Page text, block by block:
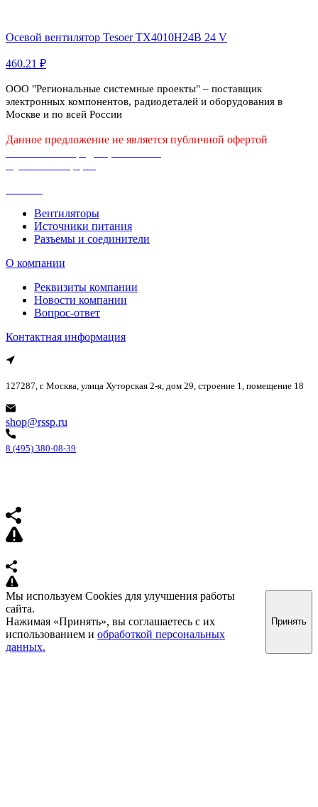
Осевой вентилятор Tesoer TX4010H24B 24 V
460.21 ₽
ООО "Региональные системные проекты" – поставщик
электронных компонентов, радиодеталей и оборудования в
Москве и по всей России
Данное предложение не является публичной офертой
Вентиляторы
Источники питания
Разъемы и соединители
О компании
Реквизиты компании
Новости компании
Вопрос-ответ
Контактная информация
127287, г. Москва, улица Хуторская 2-я, дом 29, строение 1, помещение 18
shop@rssp.ru
8 (495) 380-08-39
Мы используем Cookies для улучшения работы
сайта.
Нажимая «Принять», вы соглашаетесь с их
использованием и обработкой персональных
данных.
Принять